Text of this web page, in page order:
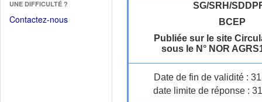
fenêtre)
une
nouvelle
UNE DIFFICULTÉ ?
Contactez-nous
SG/SRH/
BCEP
Publiée sur le site
sous le N° NOR
Date de fin de validité :
date limite de réponse :